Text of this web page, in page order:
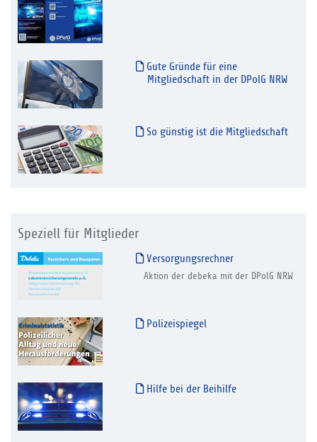
Gute Gründe für eine
Mitgliedschaft in der DPolG NRW
So günstig ist die Mitgliedschaft
Speziell für Mitglieder
Versorgungsrechner
Aktion der debeka mit der DPolG NRW
Polizeispiegel
Hilfe bei der Beihilfe